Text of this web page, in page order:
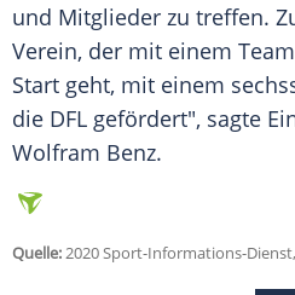
und Mitglieder zu treffen.
Verein, der mit einem
Start geht, mit einem
die DFL gefördert", sagte
Wolfram Benz.
Quelle:2020 Sport-Informations-